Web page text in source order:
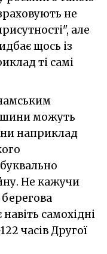
не
але
щось із
ті самі
можуть
наприклад
Не кажучи
самохідні
часів Другої